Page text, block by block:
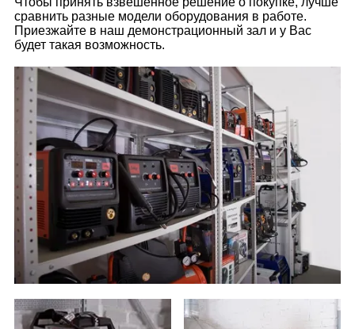
сравнить разные модели оборудования в работе.
Приезжайте в наш демонстрационный зал и у Вас
будет такая возможность.